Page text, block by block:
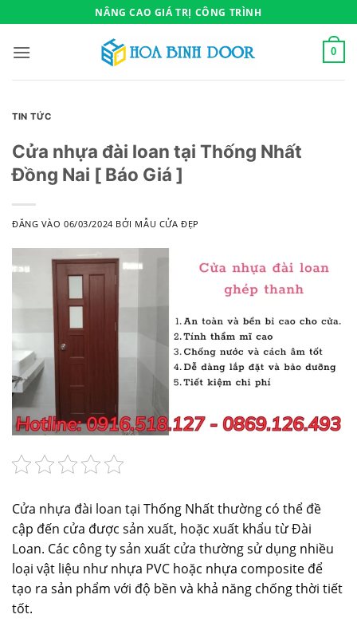
qua
nội
NÂNG CAO GIÁ TRỊ CÔNG TRÌNH
0
TIN TỨC
Cửa nhựa đài loan tại Thống Nhất
Đồng Nai [ Báo Giá ]
ĐĂNG VÀO06/03/2024 BỞI MẪU CỬA ĐẸP
Cửa nhựa đài loan tại Thống Nhất thường có thể đề
cập đến cửa được sản xuất, hoặc xuất khẩu từ Đài
Loan. Các công ty sản xuất cửa thường sử dụng nhiều
loại vật liệu như nhựa PVC hoặc nhựa composite để
tạo ra sản phẩm với độ bền và khả năng chống thời tiết
tốt.